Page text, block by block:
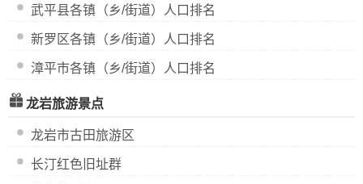
武平县各镇（乡/街道）人口排名
新罗区各镇（乡/街道）人口排名
漳平市各镇（乡/街道）人口排名
龙岩旅游景点
龙岩市古田旅游区
长汀红色旧址群